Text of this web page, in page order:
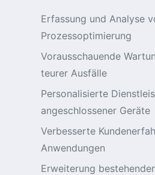
Erfassung und Analyse
Prozessoptimierung
Vorausschauende
teurer Ausfälle
Personalisierte
angeschlossener Geräte
Verbesserte
Anwendungen
Erweiterung